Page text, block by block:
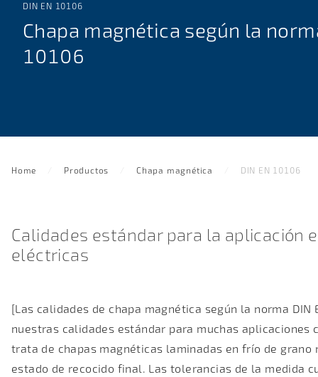
DIN EN 10106
Chapa magnética según la
10106
Home Productos Chapa magnética DIN EN 10106
Calidades estándar para la aplicación
eléctricas
[Las calidades de chapa magnética según la norma DIN
nuestras calidades estándar para muchas aplicaciones
trata de chapas magnéticas laminadas en frío de grano
estado de recocido final. Las tolerancias de la medida